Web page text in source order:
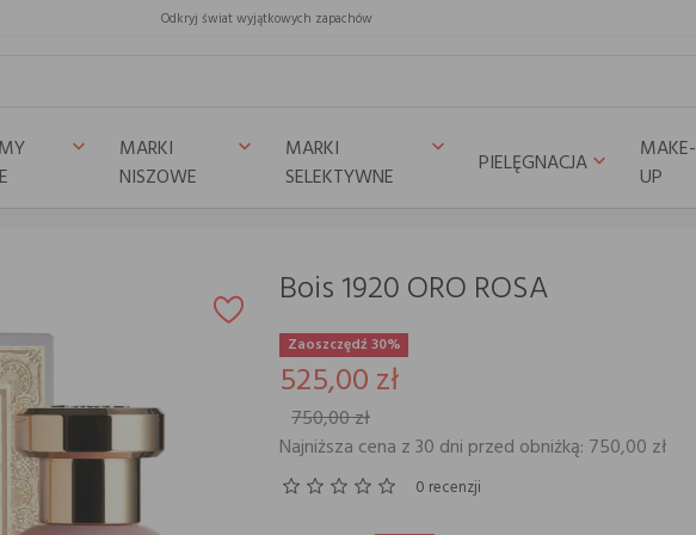
Odkryj świat wyjątkowych zapachów
keyboard_arrow_down
MARKI
NISZOWE
keyboard_arrow_down
MARKI
SELEKTYWNE
keyboard_arrow_down
PIELĘGNACJAkeyboard_arrow_down
MAKE-
UP
Bois 1920 ORO ROSA
Zaoszczędź 30%
525,00 zł
750,00 zł
Najniższa cena z 30 dni przed obniżką: 750,00 zł
0 recenzji